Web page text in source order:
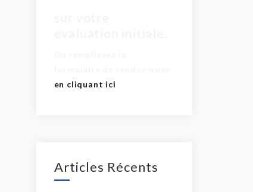
en cliquant ici
Articles Récents